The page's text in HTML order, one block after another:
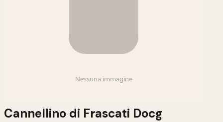
Cannellino di Frascati Docg